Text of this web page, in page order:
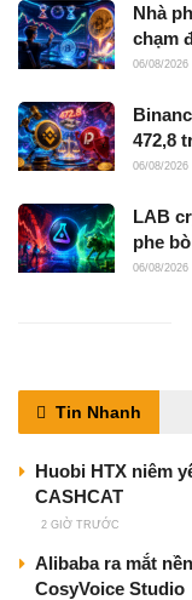
Nhà
chạm
06/08/2026
472,8
06/08/2026
LAB
phe
06/08/2026
Tin Nhanh
Huobi HTX niêm
CASHCAT
2 GIỜ TRƯỚC
Alibaba ra mắt
CosyVoice Studio